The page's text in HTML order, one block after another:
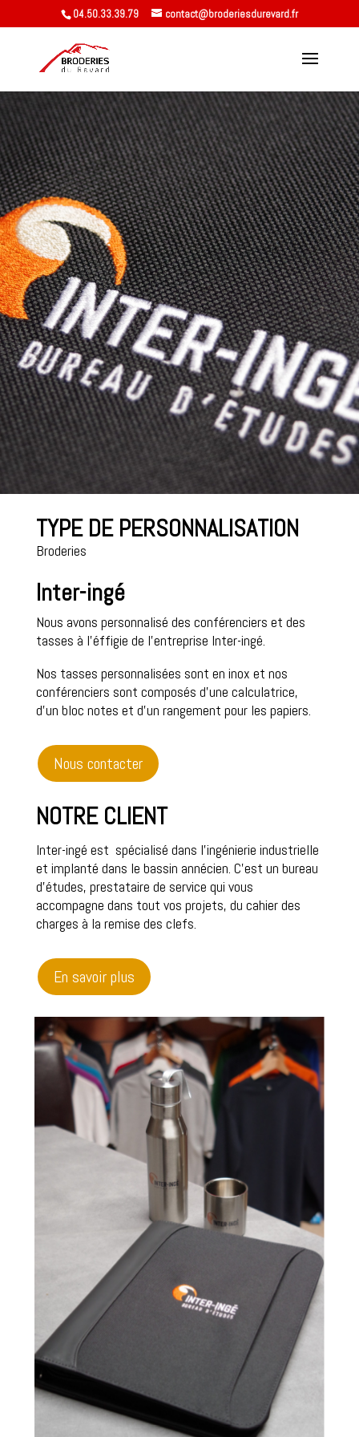
04.50.33.39.79 contact@broderiesdurevard.fr
TYPE DE PERSONNALISATION
Broderies
Inter-ingé
Nous avons personnalisé des conférenciers et des
tasses à l’éffigie de l’entreprise Inter-ingé.
Nos tasses personnalisées sont en inox et nos
conférenciers sont composés d’une calculatrice,
d’un bloc notes et d’un rangement pour les papiers.
Nous contacter
NOTRE CLIENT
Inter-ingé est spécialisé dans l’ingénierie industrielle
et implanté dans le bassin annécien. C’est un bureau
d’études, prestataire de service qui vous
accompagne dans tout vos projets, du cahier des
charges à la remise des clefs.
En savoir plus